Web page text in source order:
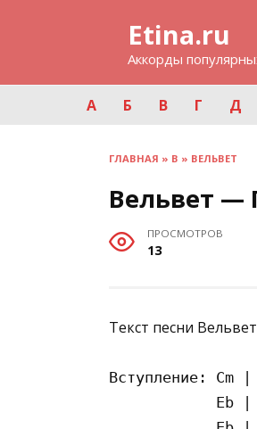
Etina.ru
Аккорды
А Б В Г Д
ГЛАВНАЯ » В » ВЕЛЬВЕТ
Вельвет —
ПРОСМОТРОВ
13
Текст песни
Вступление: Cm
Eb